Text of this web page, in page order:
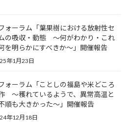
ォーラム「葉果樹における放射性セ
の吸収・動態 ～何がわかり・これ
を明らかにすべきか～」開催報告
年1月23日
ォーラム「ことしの福島や米どころ
～穫れているようで、異常高温と
順も大きかった～」開催報告
年12月18日